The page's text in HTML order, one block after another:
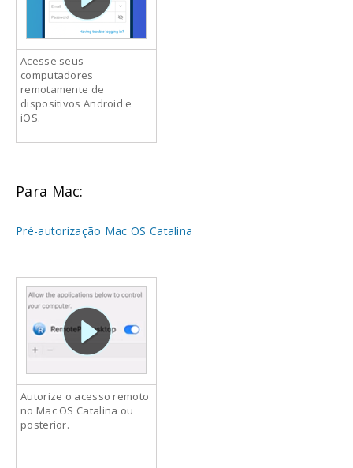
Acesse seus
computadores
remotamente de
dispositivos Android e
iOS.
Para Mac:
Pré-autorização Mac OS Catalina
Autorize o acesso remoto
no Mac OS Catalina ou
posterior.